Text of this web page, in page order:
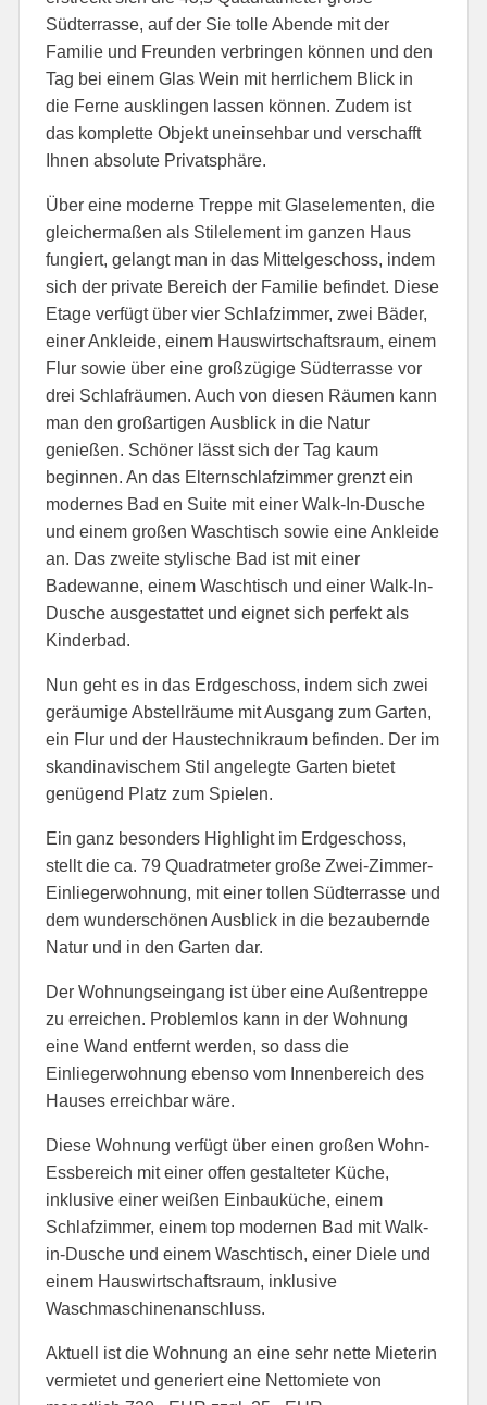
Südterrasse, auf der Sie tolle Abende mit der
Familie und Freunden verbringen können und den
Tag bei einem Glas Wein mit herrlichem Blick in
die Ferne ausklingen lassen können. Zudem ist
das komplette Objekt uneinsehbar und verschafft
Ihnen absolute Privatsphäre.
Über eine moderne Treppe mit Glaselementen, die
gleichermaßen als Stilelement im ganzen Haus
fungiert, gelangt man in das Mittelgeschoss, indem
sich der private Bereich der Familie befindet. Diese
Etage verfügt über vier Schlafzimmer, zwei Bäder,
einer Ankleide, einem Hauswirtschaftsraum, einem
Flur sowie über eine großzügige Südterrasse vor
drei Schlafräumen. Auch von diesen Räumen kann
man den großartigen Ausblick in die Natur
genießen. Schöner lässt sich der Tag kaum
beginnen. An das Elternschlafzimmer grenzt ein
modernes Bad en Suite mit einer Walk-In-Dusche
und einem großen Waschtisch sowie eine Ankleide
an. Das zweite stylische Bad ist mit einer
Badewanne, einem Waschtisch und einer Walk-In-
Dusche ausgestattet und eignet sich perfekt als
Kinderbad.
Nun geht es in das Erdgeschoss, indem sich zwei
geräumige Abstellräume mit Ausgang zum Garten,
ein Flur und der Haustechnikraum befinden. Der im
skandinavischem Stil angelegte Garten bietet
genügend Platz zum Spielen.
Ein ganz besonders Highlight im Erdgeschoss,
stellt die ca. 79 Quadratmeter große Zwei-Zimmer-
Einliegerwohnung, mit einer tollen Südterrasse und
dem wunderschönen Ausblick in die bezaubernde
Natur und in den Garten dar.
Der Wohnungseingang ist über eine Außentreppe
zu erreichen. Problemlos kann in der Wohnung
eine Wand entfernt werden, so dass die
Einliegerwohnung ebenso vom Innenbereich des
Hauses erreichbar wäre.
Diese Wohnung verfügt über einen großen Wohn-
Essbereich mit einer offen gestalteter Küche,
inklusive einer weißen Einbauküche, einem
Schlafzimmer, einem top modernen Bad mit Walk-
in-Dusche und einem Waschtisch, einer Diele und
einem Hauswirtschaftsraum, inklusive
Waschmaschinenanschluss.
Aktuell ist die Wohnung an eine sehr nette Mieterin
vermietet und generiert eine Nettomiete von